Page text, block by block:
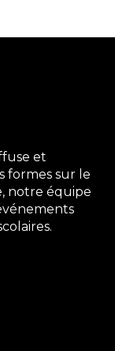
et
formes sur le
notre équipe